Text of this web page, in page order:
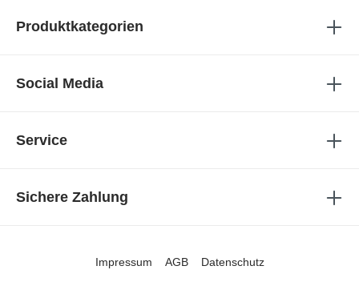
Produktkategorien
Social Media
Service
Sichere Zahlung
Impressum AGB Datenschutz